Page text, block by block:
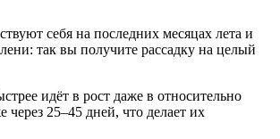
себя на последних месяцах лета и
так вы получите рассадку на целый
идёт в рост даже в относительно
25–45 дней, что делает их